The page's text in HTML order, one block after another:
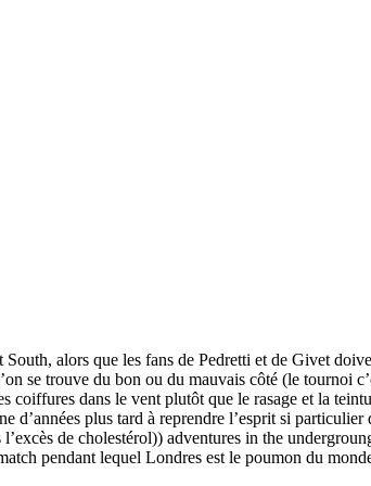
alors que les fans de Pedretti et de Givet
se trouve du bon ou du mauvais côté (le tournoi
coiffures dans le vent plutôt que le rasage et la
plus tard à reprendre l’esprit si
de cholestérol)) adventures in the
pendant lequel Londres est le poumon du